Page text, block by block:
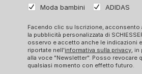
Moda bambini
ADIDAS
Facendo clic su Iscrizione, acconsento
la pubblicità personalizzata di
osservo e accetto anche le indicazioni
riportate nell'informativa sulla privacy, in
alla voce "Newsletter". Posso revocare
qualsiasi momento con effetto futuro.